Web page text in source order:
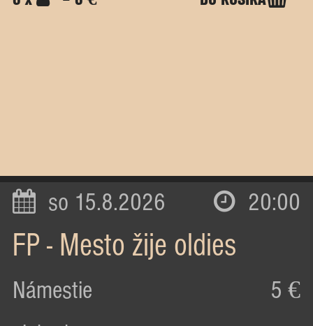
so 15.8.2026 20:00
FP - Mesto žije oldies
Námestie 5 €